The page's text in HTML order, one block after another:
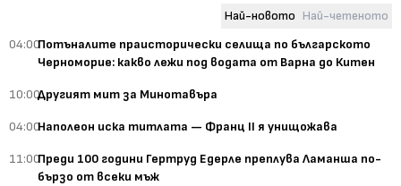
Най-новото Най-четеното
04:00Потъналите праисторически селища по българското
Черноморие: какво лежи под водата от Варна до Китен
10:00Другият мит за Минотавъра
04:00Наполеон иска титлата — Франц II я унищожава
11:00Преди 100 години Гертруд Едерле преплува Ламанша по-
бързо от всеки мъж